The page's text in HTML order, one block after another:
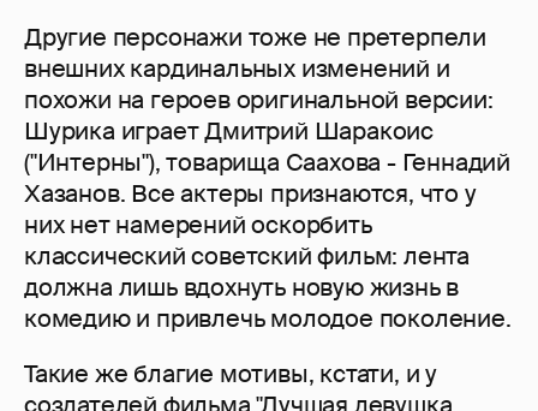
Другие персонажи тоже не претерпели
внешних кардинальных изменений и
похожи на героев оригинальной версии:
Шурика играет Дмитрий Шаракоис
("Интерны"), товарища Саахова - Геннадий
Хазанов. Все актеры признаются, что у
них нет намерений оскорбить
классический советский фильм: лента
должна лишь вдохнуть новую жизнь в
комедию и привлечь молодое поколение.
Такие же благие мотивы, кстати, и у